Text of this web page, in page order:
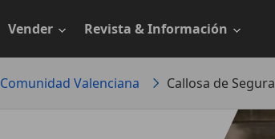
Vender Revista & Información
Comunidad Valenciana Callosa de Segura